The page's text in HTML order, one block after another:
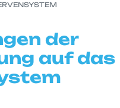
der
auf das